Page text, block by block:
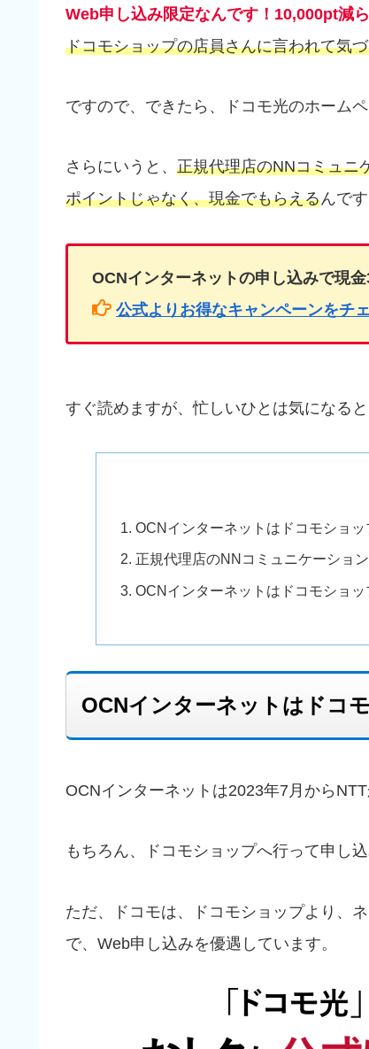
Web申し込み限定なんです！10,000pt減
ドコモショップの店員さんに言われて気
ですので、できたら、ドコモ光のホーム
さらにいうと、 正規代理店のNNコミュニ
ポイントじゃなく、現金でもらえるんです
OCNインターネットの申し込みで現
公式よりお得なキャンペーンをチ
すぐ読めますが、忙しいひとは気になる
OCNインターネットはドコモショ
正規代理店のNNコミュニケーショ
OCNインターネットはドコモショ
OCNインターネットはドコ
OCNインターネットは2023年7月から
もちろん、ドコモショップへ行って申し込
ただ、ドコモは、ドコモショップより、
で、Web申し込みを優遇しています。